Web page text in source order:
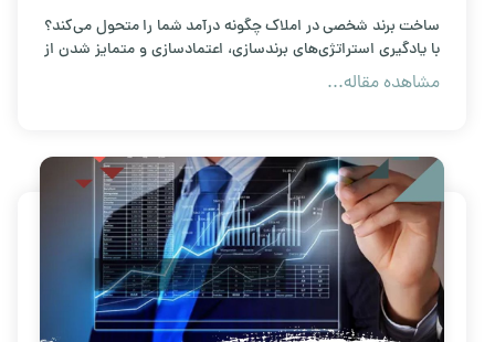
ساخت برند شخصی در املاک چگونه درآمد شما را متحول می‌کند؟
با یادگیری استراتژی‌های برندسازی، اعتمادسازی و متمایز شدن از
رقبا، فروش خود را افزایش دهید و به یک مشاور برتر تبدیل
مشاهده مقاله...